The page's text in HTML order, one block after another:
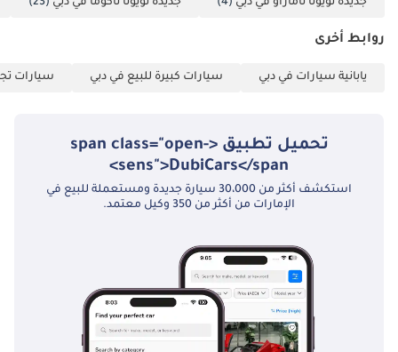
جديدة تويوتا تاماراو في دبي (4) جديدة تويوتا تاكوما في دبي (23)
روابط أخرى
يابانية سيارات في دبي سيارات كبيرة للبيع في دبي سيارات
تحميل تطبيق <span class="open-
sens">DubiCars</span>
استكشف أكثر من 30،000 سيارة جديدة ومستعملة للبيع في
الإمارات من أكثر من 350 وكيل معتمد.